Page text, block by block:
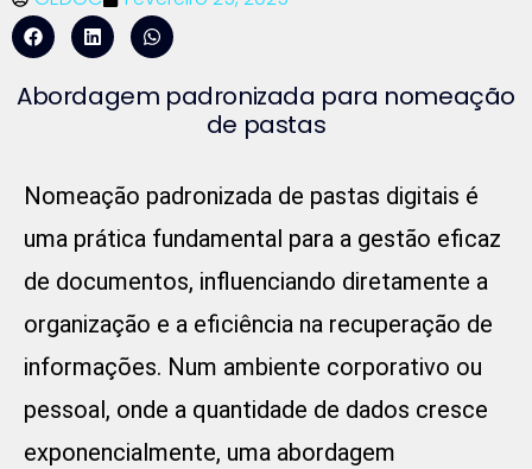
Abordagem padronizada para nomeação
de pastas
Nomeação padronizada de pastas digitais é
uma prática fundamental para a gestão eficaz
de documentos, influenciando diretamente a
organização e a eficiência na recuperação de
informações. Num ambiente corporativo ou
pessoal, onde a quantidade de dados cresce
exponencialmente, uma abordagem